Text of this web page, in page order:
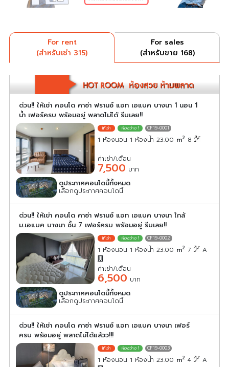
For rent
(สำหรับเช่า 315)
For sales
(สำหรับขาย 168)
ด่วน!! ให้เช่า คอนโด คาซ่า ฟรานซ์ แอท เอแบค บางนา 1 นอน 1
น้ำ เฟอร์ครบ พร้อมอยู่ พลาดไม่ได้ รีบเลย!!
CF19-0001
1 ห้องนอน 1 ห้องน้ำ 23.00 m2 8
ค่าเช่า/เดือน
7,500 บาท
ดูประกาศคอนโดนี้ทั้งหมด
เลือกดูประกาศคอนโดนี้
ด่วน!! ให้เข่า คอนโด คาซ่า ฟรานซ์ แอท เอแบค บางนา ใกล้
ม.เอแบค บางนา ชั้น 7 เฟอร์ครบ พร้อมอยู่ รีบเลย!!
CF19-0002
1 ห้องนอน 1 ห้องน้ำ 23.00 m2 7 A
ค่าเช่า/เดือน
6,500 บาท
ดูประกาศคอนโดนี้ทั้งหมด
เลือกดูประกาศคอนโดนี้
ด่วน!! ให้เช่า คอนโด คาซ่า ฟรานซ์ แอท เอแบค บางนา เฟอร์
ครบ พร้อมอยู่ พลาดไม่ได้แล้วว!!!
CF19-0003
1 ห้องนอน 1 ห้องน้ำ 23.00 m2 4 A